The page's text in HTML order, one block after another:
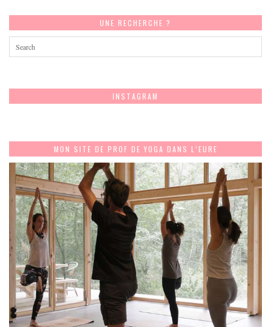
UNE RECHERCHE ?
INSTAGRAM
MON SITE DE PROF DE YOGA DANS L’EURE